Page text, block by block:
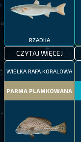
RZADKA
CZYTAJ WIĘCEJ
WIELKA RAFA KORALOWA
PARMA PLAMKOWANA